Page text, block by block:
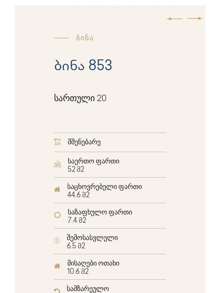
ბინა
ბინა 853
სართული 20
მშენებარე
საერთო ფართი
52 მ2
საცხოვრებელი ფართი
44.6 მ2
საზაფხულო ფართი
7.4 მ2
შემოსასვლელი
6.5 მ2
მისაღები ოთახი
10.6 მ2
სამზარეულო